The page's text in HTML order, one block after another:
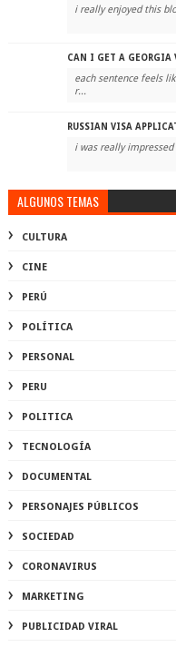
i really enjoyed this
CAN I GET A GEORGIA
each sentence feels
r...
RUSSIAN VISA
i was really
ALGUNOS TEMAS
CULTURA
CINE
PERÚ
POLÍTICA
PERSONAL
PERU
POLITICA
TECNOLOGÍA
DOCUMENTAL
PERSONAJES PÚBLICOS
SOCIEDAD
CORONAVIRUS
MARKETING
PUBLICIDAD VIRAL